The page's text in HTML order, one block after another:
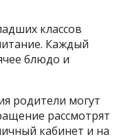
классов
Каждый
блюдо и
родители могут
рассмотрят
кабинет и на